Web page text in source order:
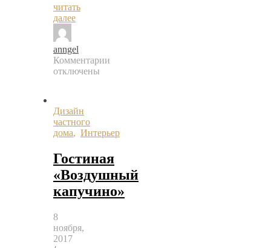
читать
далее
anngel
Комментарии
к
«Нежная
иллюзия»
отключены
Дизайн
частного
дома, Интерьер
Гостиная
«Воздушный
капучино»
8
ноября,
2017